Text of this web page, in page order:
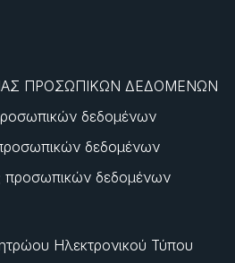
ΠΡΟΣΩΠΙΚΩΝ ΔΕΔΟΜΕΝΩΝ
δεδομένων
δεδομένων
προσωπικών δεδομένων
Ηλεκτρονικού Τύπου